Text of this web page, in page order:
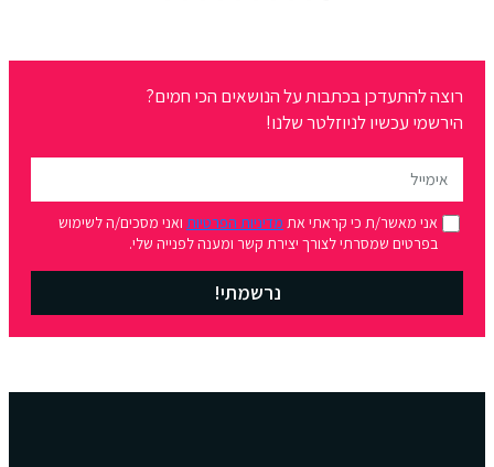
רוצה להתעדכן בכתבות על הנושאים הכי חמים?
הירשמי עכשיו לניוזלטר שלנו!
אני מאשר/ת כי קראתי את מדיניות הפרטיות ואני מסכים/ה לשימוש
בפרטים שמסרתי לצורך יצירת קשר ומענה לפנייה שלי.
נרשמתי!